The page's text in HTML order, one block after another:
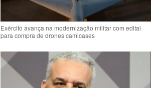
Exército avança na modernização militar com edital
para compra de drones camicases